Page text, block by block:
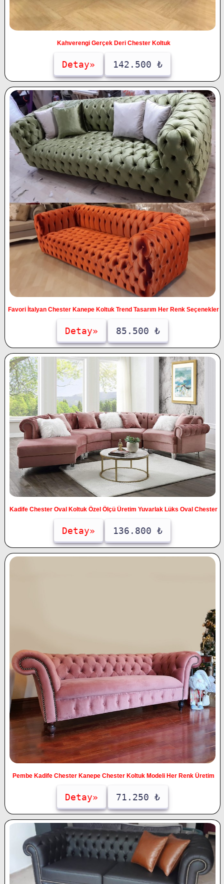
Kahverengi Gerçek Deri Chester Koltuk
Detay» 142.500 ₺
Favori İtalyan Chester Kanepe Koltuk Trend Tasarım Her Renk Seçenekler
Detay» 85.500 ₺
Kadife Chester Oval Koltuk Özel Ölçü Üretim Yuvarlak Lüks Oval Chester
Detay» 136.800 ₺
Pembe Kadife Chester Kanepe Chester Koltuk Modeli Her Renk Üretim
Detay» 71.250 ₺